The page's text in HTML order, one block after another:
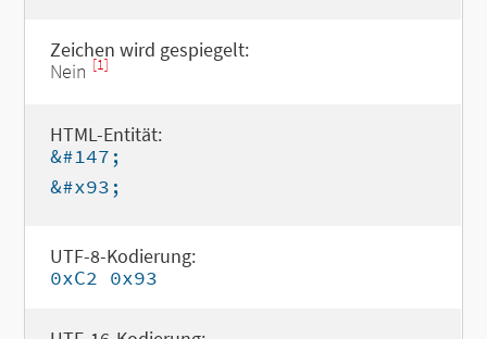
Zeichen wird gespiegelt:
Nein [1]
HTML-Entität:
&#147;
&#x93;
UTF-8-Kodierung:
0xC2 0x93